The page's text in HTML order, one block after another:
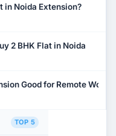
in Noida Extension?
2 BHK Flat in Noida
Good for Remote Work?
TOP 5